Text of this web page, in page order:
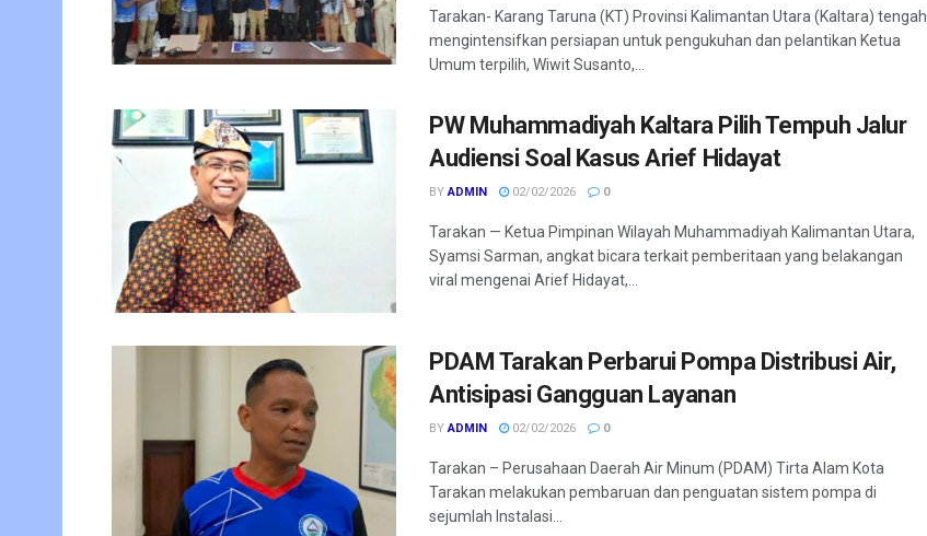
Tarakan- Karang Taruna (KT) Provinsi Kalimantan Utara (Kaltara) tengah
mengintensifkan persiapan untuk pengukuhan dan pelantikan Ketua
Umum terpilih, Wiwit Susanto,...
PW Muhammadiyah Kaltara Pilih Tempuh Jalur
Audiensi Soal Kasus Arief Hidayat
BY ADMIN 02/02/2026 0
Tarakan — Ketua Pimpinan Wilayah Muhammadiyah Kalimantan Utara,
Syamsi Sarman, angkat bicara terkait pemberitaan yang belakangan
viral mengenai Arief Hidayat,...
PDAM Tarakan Perbarui Pompa Distribusi Air,
Antisipasi Gangguan Layanan
BY ADMIN 02/02/2026 0
Tarakan – Perusahaan Daerah Air Minum (PDAM) Tirta Alam Kota
Tarakan melakukan pembaruan dan penguatan sistem pompa di
sejumlah Instalasi...